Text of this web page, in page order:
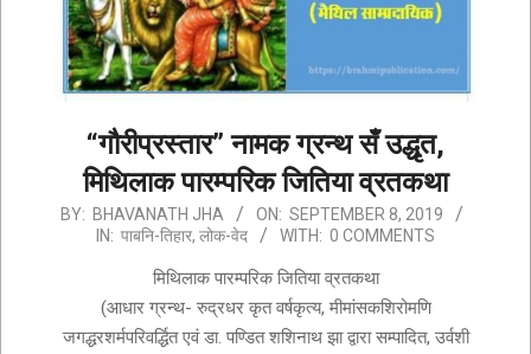
“गौरीप्रस्तार” नामक ग्रन्थ सँ उद्धृत,
मिथिलाक पारम्परिक जितिया व्रतकथा
2019-
BY: BHAVANATH JHA ON: SEPTEMBER 8, 2019
IN: पाबनि-तिहार, लोक-वेद WITH: 0 COMMENTS
मिथिलाक पारम्परिक जितिया व्रतकथा
(आधार ग्रन्थ- रुद्रधर कृत वर्षकृत्य, मीमांसकशिरोमणि
जगद्धरशर्मपरिवर्द्धित एवं डा. पण्डित शशिनाथ झा द्वारा सम्पादित, उर्वशी